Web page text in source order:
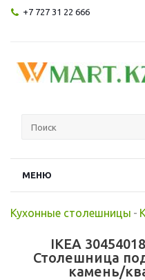
+7 727 31 22 666
МЕНЮ
Кухонные столешницы -
IKEA
Столешница
камень/